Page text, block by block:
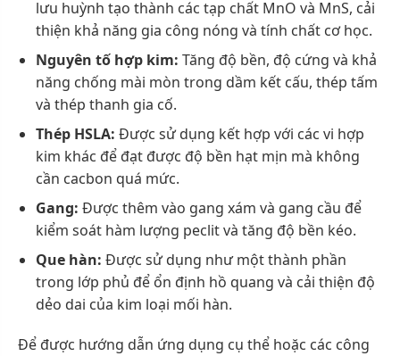
lưu huỳnh tạo thành các tạp chất MnO và MnS, cải
thiện khả năng gia công nóng và tính chất cơ học.
Nguyên tố hợp kim: Tăng độ bền, độ cứng và khả
năng chống mài mòn trong dầm kết cấu, thép tấm
và thép thanh gia cố.
Thép HSLA: Được sử dụng kết hợp với các vi hợp
kim khác để đạt được độ bền hạt mịn mà không
cần cacbon quá mức.
Gang: Được thêm vào gang xám và gang cầu để
kiểm soát hàm lượng peclit và tăng độ bền kéo.
Que hàn: Được sử dụng như một thành phần
trong lớp phủ để ổn định hồ quang và cải thiện độ
dẻo dai của kim loại mối hàn.
Để được hướng dẫn ứng dụng cụ thể hoặc các công